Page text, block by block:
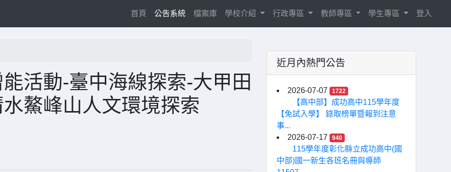
首頁 (current)
公告系統 檔案庫 學校介紹 行政專區 教師專區 學生專區 登入
活動-臺中海線探索-大甲田
鰲峰山人文環境探索
近月內熱門公告
2026-07-07 1722
【高中部】成功高中115學年度
【免試入學】 錄取榜單暨報到注意
事...
2026-07-17
940
115學年度彰化縣立成功高中(國
中部)國一新生各班名冊與導師